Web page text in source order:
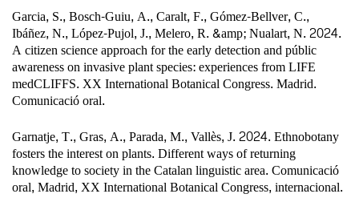
Garcia, S., Bosch-Guiu, A., Caralt, F., Gómez-Bellver, C.,
Ibáñez, N., López-Pujol, J., Melero, R. &amp; Nualart, N. 2024.
A citizen science approach for the early detection and públic
awareness on invasive plant species: experiences from LIFE
medCLIFFS. XX International Botanical Congress. Madrid.
Comunicació oral.
Garnatje, T., Gras, A., Parada, M., Vallès, J. 2024. Ethnobotany
fosters the interest on plants. Different ways of returning
knowledge to society in the Catalan linguistic area. Comunicació
oral, Madrid, XX International Botanical Congress, internacional.